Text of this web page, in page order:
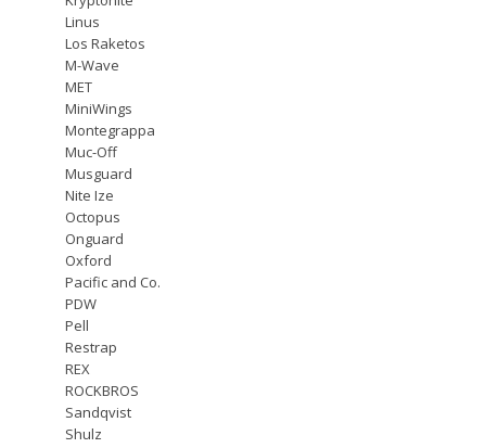
Linus
Los Raketos
M-Wave
MET
MiniWings
Montegrappa
Muc-Off
Musguard
Nite Ize
Octopus
Onguard
Oxford
Pacific and Co.
PDW
Pell
Restrap
REX
ROCKBROS
Sandqvist
Shulz